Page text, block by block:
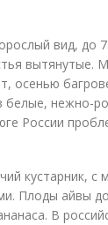
вид, до
вытянутые.
осенью
белые, нежно-
России
кустарник, с
Плоды айвы
В